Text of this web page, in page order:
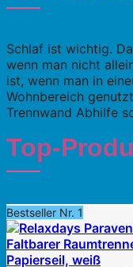
Schlaf ist wichtig.
wenn man nicht
ist, wenn man in
Wohnbereich
Trennwand Abhilfe
Top-
Bestseller Nr. 1